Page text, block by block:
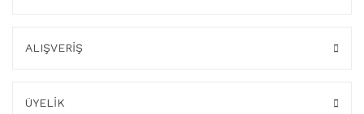
ALIŞVERİŞ
ÜYELİK